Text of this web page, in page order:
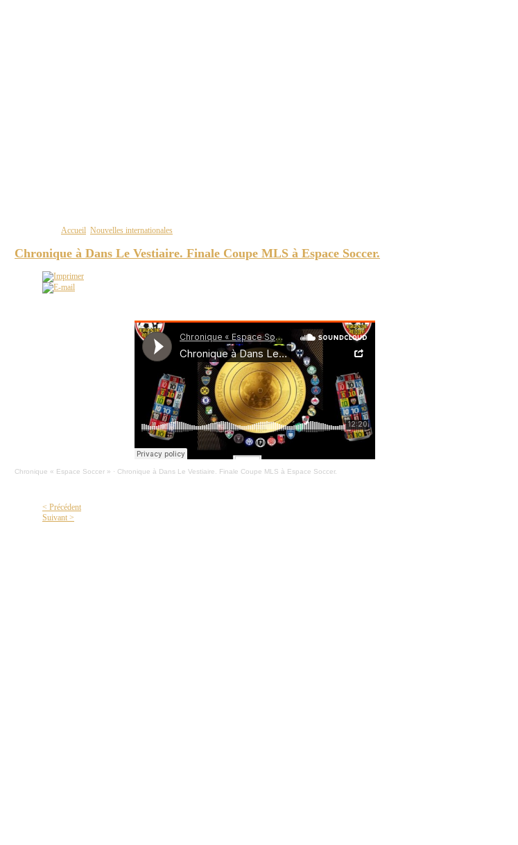
Accueil Nouvelles internationales
Chronique à Dans Le Vestiaire. Finale Coupe MLS à Espace Soccer.
Chronique « Espace Soccer » · Chronique à Dans Le Vestiaire. Finale Coupe MLS à Espace Soccer.
< Précédent
Suivant >